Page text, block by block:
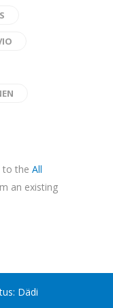
to the All
an existing
Dädi